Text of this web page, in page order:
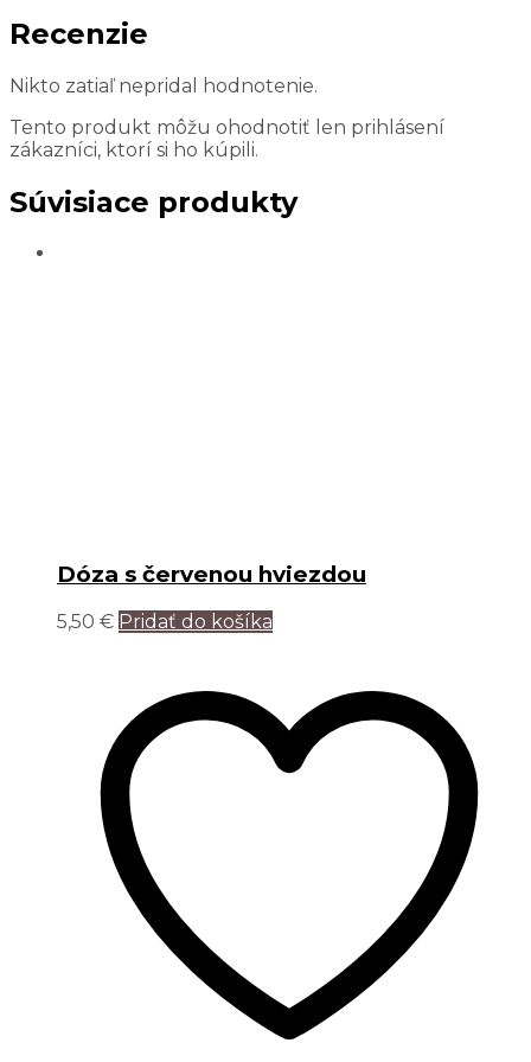
Recenzie
Nikto zatiaľ nepridal hodnotenie.
Tento produkt môžu ohodnotiť len prihlásení
zákazníci, ktorí si ho kúpili.
Súvisiace produkty
Dóza s červenou hviezdou
5,50 € Pridať do košíka